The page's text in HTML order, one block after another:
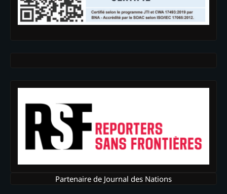
Partenaire de Journal des Nations